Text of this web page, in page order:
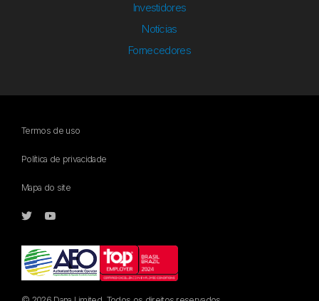
Investidores
Notícias
Fornecedores
Termos de uso
Política de privacidade
Mapa do site